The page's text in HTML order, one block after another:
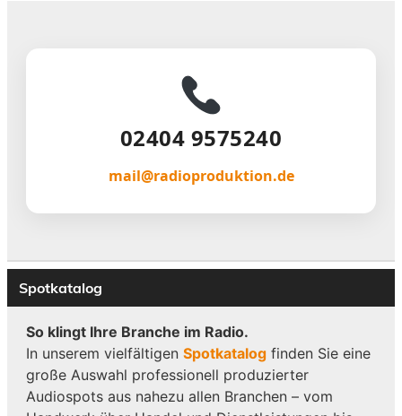
02404 9575240
mail@radioproduktion.de
Spotkatalog
So klingt Ihre Branche im Radio.
In unserem vielfältigen Spotkatalogfinden Sie eine
große Auswahl professionell produzierter
Audiospots aus nahezu allen Branchen – vom